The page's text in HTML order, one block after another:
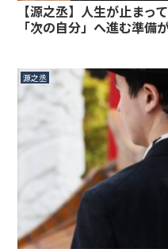
【源之丞】人生が止まっ
「次の自分」へ進む準備
源之丞